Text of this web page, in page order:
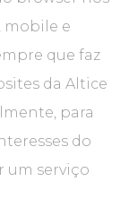
mobile e
que faz
da Altice
para
do
um serviço